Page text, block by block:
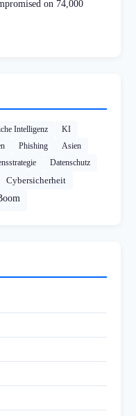
on 74,000
Intelligenz
KI
Phishing
Asien
Datenschutz
Cybersicherheit